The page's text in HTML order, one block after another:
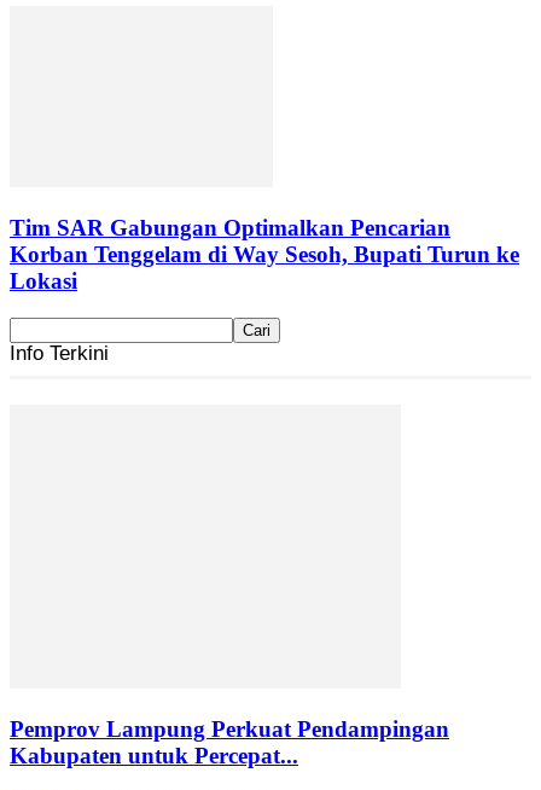
Tim SAR Gabungan Optimalkan Pencarian
Korban Tenggelam di Way Sesoh, Bupati Turun ke
Lokasi
Info Terkini
Pemprov Lampung Perkuat Pendampingan
Kabupaten untuk Percepat...